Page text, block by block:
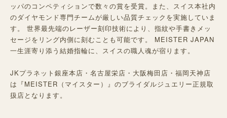
ッパのコンペティションで数々の賞を受賞。また、スイス本社内
のダイヤモンド専門チームが厳しい品質チェックを実施していま
す。 世界最先端のレーザー刻印技術により、指紋や手書きメッ
セージをリング内側に刻むことも可能です。 MEISTER JAPAN
一生涯寄り添う結婚指輪に、スイスの職人魂が宿ります。
JKプラネット銀座本店・名古屋栄店・大阪梅田店・福岡天神店
は『MEISTER（マイスター）』のブライダルジュエリー正規取
扱店となります。